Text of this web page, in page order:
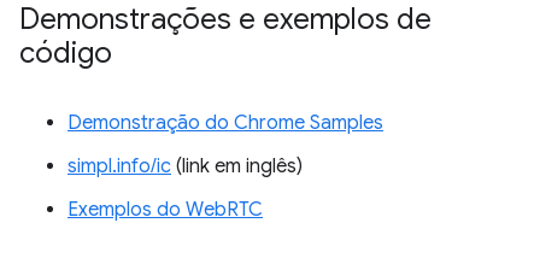
Demonstrações e exemplos de
código
Demonstração do Chrome Samples
simpl.info/ic (link em inglês)
Exemplos do WebRTC